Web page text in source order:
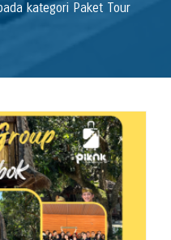
kategori Paket Tour
Lihat Detail